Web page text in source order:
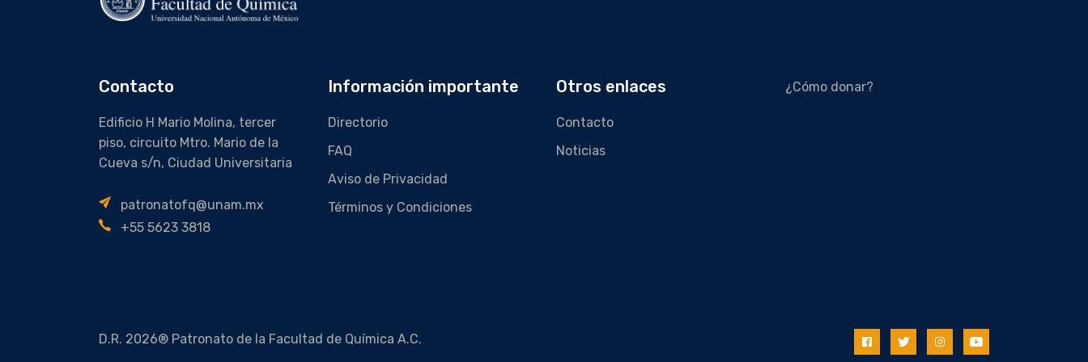
Contacto
Edificio H Mario Molina, tercer
piso, circuito Mtro. Mario de la
Cueva s/n, Ciudad Universitaria
patronatofq@unam.mx
+55 5623 3818
Información importante
Directorio
FAQ
Aviso de Privacidad
Términos y Condiciones
Otros enlaces
Contacto
Noticias
¿Cómo donar?
D.R. 2026® Patronato de la Facultad de Química A.C.